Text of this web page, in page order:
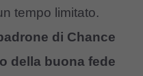
tempo limitato.
di Chance
della buona fede